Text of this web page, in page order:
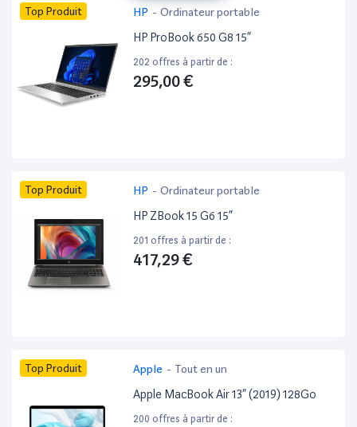
Top Produit HP - Ordinateur portable
HP ProBook 650 G8 15”
202 offres à partir de :
295,00 €
Top Produit HP - Ordinateur portable
HP ZBook 15 G6 15”
201 offres à partir de :
417,29 €
Top Produit Apple - Tout en un
Apple MacBook Air 13” (2019) 128Go
200 offres à partir de :